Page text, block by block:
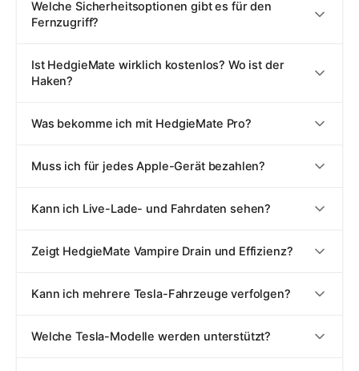
Welche Sicherheitsoptionen gibt es für den
Fernzugriff?
Ist HedgieMate wirklich kostenlos? Wo ist der
Haken?
Was bekomme ich mit HedgieMate Pro?
Muss ich für jedes Apple-Gerät bezahlen?
Kann ich Live-Lade- und Fahrdaten sehen?
Zeigt HedgieMate Vampire Drain und Effizienz?
Kann ich mehrere Tesla-Fahrzeuge verfolgen?
Welche Tesla-Modelle werden unterstützt?